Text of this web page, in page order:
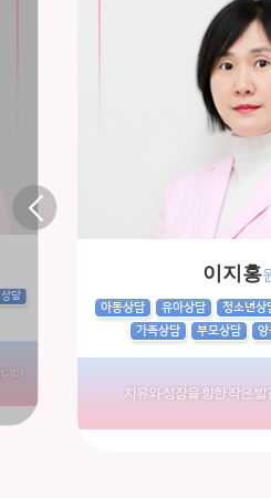
담
다.
이지홍
아동상담 유아상담 청소년상
가족상담
부모상담 양
치유와 성장을 향한 작은 발